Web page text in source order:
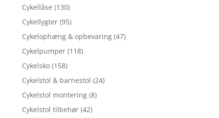
Cykellåse (130)
Cykellygter (95)
Cykelophæng & opbevaring (47)
Cykelpumper (118)
Cykelsko (158)
Cykelstol & barnestol (24)
Cykelstol montering (8)
Cykelstol tilbehør (42)